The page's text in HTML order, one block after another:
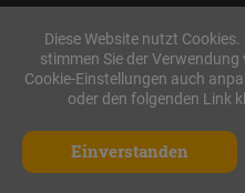
Made with
Diese Website nutzt
stimmen Sie der Verwendung
Cookie-Einstellungen auch
oder den folgenden Link
Einverstanden